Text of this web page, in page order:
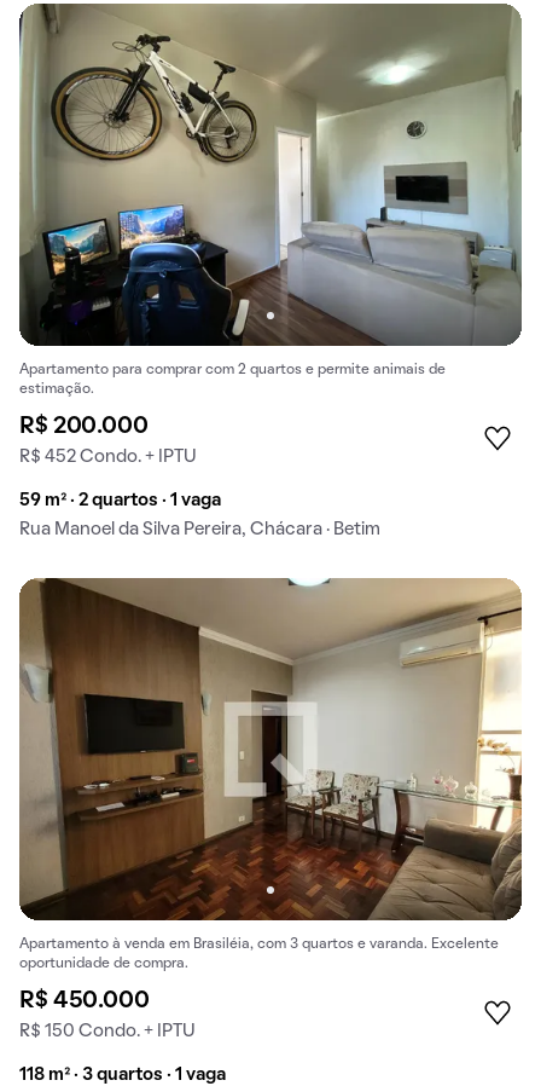
Apartamento para comprar com 2 quartos e permite animais de
estimação.
R$ 200.000
R$ 452 Condo. + IPTU
59 m² · 2 quartos · 1 vaga
Rua Manoel da Silva Pereira, Chácara · Betim
Apartamento à venda em Brasiléia, com 3 quartos e varanda. Excelente
oportunidade de compra.
R$ 450.000
R$ 150 Condo. + IPTU
118 m² · 3 quartos · 1 vaga